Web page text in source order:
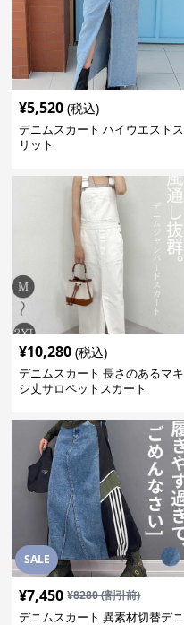
¥5,520 (税込)
デニムスカート ハイウエストス
リット
¥10,280 (税込)
デニムスカート 長さのあるマキ
シ丈サロペットスカート
SALE
¥7,450 ¥8280(割引前)
デニムスカート 異素材切替デニ